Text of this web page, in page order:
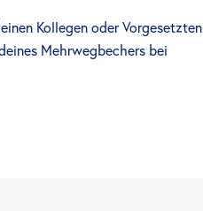
Kollegen oder Vorgesetzten
Mehrwegbechers bei